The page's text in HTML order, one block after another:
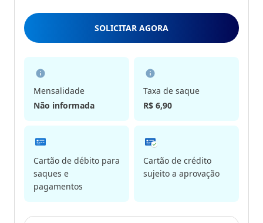
5
Estrelas
SOLICITAR AGORA
Mensalidade
Não informada
Taxa de saque
R$ 6,90
Cartão de débito para
saques e
pagamentos
Cartão de crédito
sujeito a aprovação